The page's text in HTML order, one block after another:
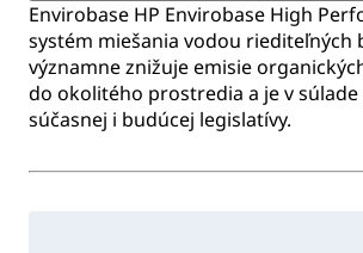
Envirobase HP Envirobase High
systém miešania vodou riediteľných
významne znižuje emisie
do okolitého prostredia a je v súlade
súčasnej i budúcej legislatívy.